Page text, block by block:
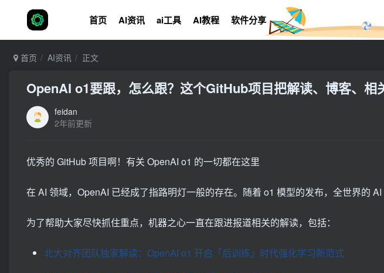
首页 AI资讯 ai工具 AI教程 软件分享
首页 AI资讯 正文
OpenAI o1要跟，怎么跟？这个GitHub项目把解读、博客、相
feidan
2年前更新
优秀的 GitHub 项目啊！有关 OpenAI ο1 的一切都在这里
在 AI 领域，OpenAI 已经成了指路明灯一般的存在。随着 o1 模型的发布，全世界的 AI
为了帮助大家尽快抓住重点，机器之心一直在跟进报道相关的解读，包括：
北大对齐团队独家解读：OpenAI o1 开启「后训练」时代强化学习新范式